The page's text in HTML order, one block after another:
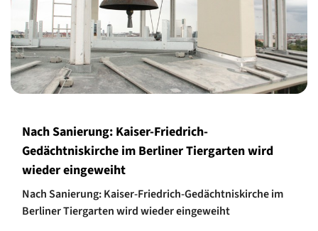
Nach Sanierung: Kaiser-Friedrich-
Gedächtniskirche im Berliner Tiergarten wird
wieder eingeweiht
Nach Sanierung: Kaiser-Friedrich-Gedächtniskirche im
Berliner Tiergarten wird wieder eingeweiht